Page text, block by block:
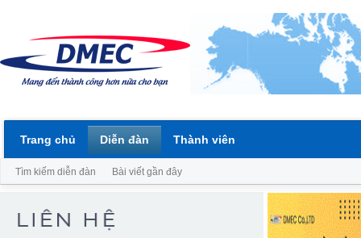
Trang chủ Diễn đàn
Tìm kiếm diễn đàn Bài viết gần đây
Thành viên